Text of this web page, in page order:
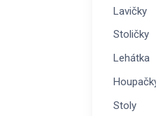
Lavičky
Stoličky
Lehátka
Stoly